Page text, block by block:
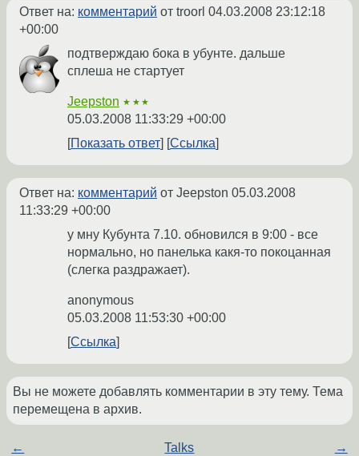
Ответ на: комментарий от troorl 04.03.2008 23:12:18
+00:00
подтверждаю бока в убунте. дальше
сплеша не стартует
Jeepston ★★★
05.03.2008 11:33:29 +00:00
Показать ответ
Ссылка
Ответ на: комментарий от Jeepston 05.03.2008
11:33:29 +00:00
у мну Кубунта 7.10. обновился в 9:00 - все
нормально, но панелька какя-то покоцанная
(слегка раздражает).
anonymous
05.03.2008 11:53:30 +00:00
Ссылка
Вы не можете добавлять комментарии в эту тему. Тема
перемещена в архив.
← Talks →